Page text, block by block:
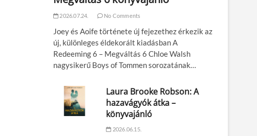
2026.07.24. No Comments
Joey és Aoife története új fejezethez érkezik az
új, különleges éldekorált kiadásban A
Redeeming 6 – Megváltás 6 Chloe Walsh
nagysikerű Boys of Tommen sorozatának…
Laura Brooke Robson: A
hazavágyók átka –
könyvajánló
2026.06.15.